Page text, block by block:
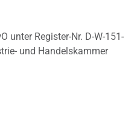
unter Register-Nr. D-W-151-
und Handelskammer